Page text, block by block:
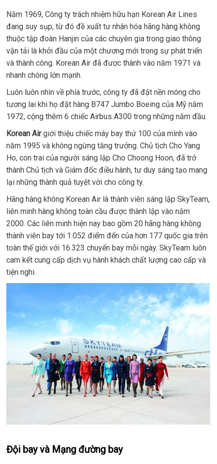
Năm 1969, Công ty trách nhiệm hữu hạn Korean Air Lines
đang suy sụp, từ đó đề xuất tư nhân hóa hãng hàng không
thuộc tập đoàn Hanjin của các chuyên gia trong giao thông
vận tải là khởi đầu của một chương mới trong sự phát triển
và thành công. Korean Air đã được thành vào năm 1971 và
nhanh chóng lớn mạnh.
Luôn luôn nhìn về phía trước, công ty đã đặt nền móng cho
tương lai khi họ đặt hàng B747 Jumbo Boeing của Mỹ năm
1972, cộng thêm 6 chiếc Airbus A300 trong những năm đầu.
Korean Airgiới thiệu chiếc máy bay thứ 100 của mình vào
năm 1995 và không ngừng tăng trưởng. Chủ tịch Cho Yang
Ho, con trai của người sáng lập Cho Choong Hoon, đã trở
thành Chủ tịch và Giám đốc điều hành, tư duy sáng tạo mang
lại những thành quả tuyệt vời cho công ty.
Hãng hàng không Korean Air là thành viên sáng lập SkyTeam,
liên minh hàng không toàn cầu được thành lập vào năm
2000. Các liên minh hiện nay bao gồm 20 hãng hàng không
thành viên bay tới 1.052 điểm đến của hơn 177 quốc gia trên
toàn thế giới với 16.323 chuyến bay mỗi ngày. SkyTeam luôn
cam kết cung cấp dịch vụ hành khách chất lượng cao cấp và
tiện nghi.
Đội bay và Mạng đường bay